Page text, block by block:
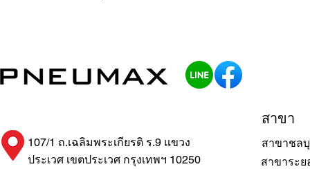
สาขาระย
107/1 ถ.เฉลิมพระเกียรติ ร.9 แขวง
ประเวศ เขตประเวศ กรุงเทพฯ 10250
สาขา
สาขาชล